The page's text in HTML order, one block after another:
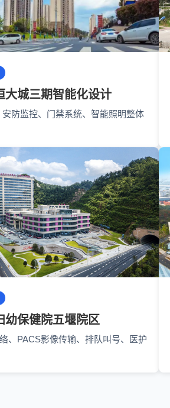
大城三期智能化设计
防监控、门禁系统、智能照明整体
幼保健院五堰院区
、PACS影像传输、排队叫号、医护